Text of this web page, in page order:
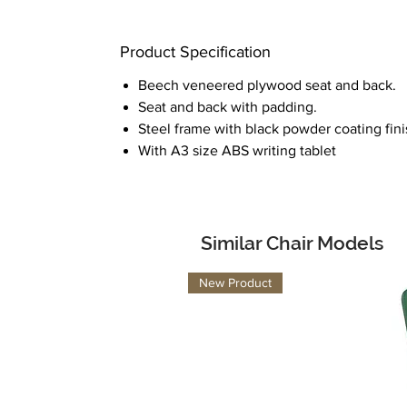
Product Specification
Beech veneered plywood seat and back.
Seat and back with padding.
Steel frame with black powder coating
With A3 size ABS writing tablet
Similar Chair Models
New Product